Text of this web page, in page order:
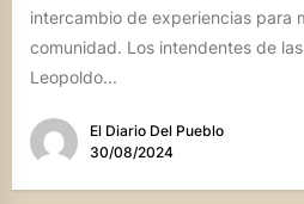
intercambio de experiencias para
comunidad. Los intendentes de
Leopoldo...
El Diario Del Pueblo
30/08/2024